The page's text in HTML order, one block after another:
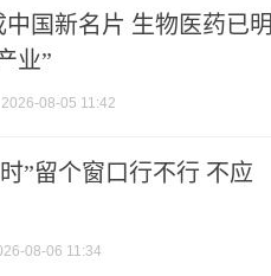
国新名片 生物医药已明
业”
2026-08-05 11:42
”留个窗口行不行 不应
08-06 11:34